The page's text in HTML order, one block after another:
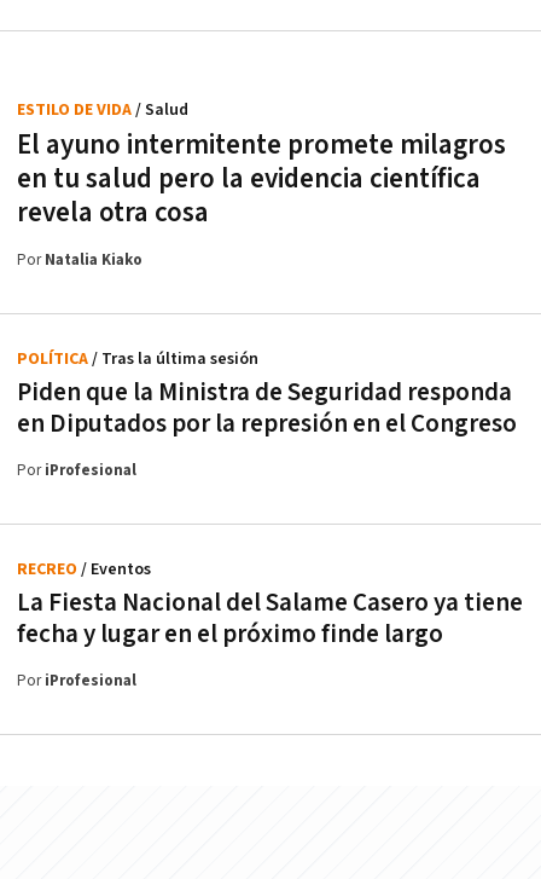
El ayuno intermitente promete milagros
en tu salud pero la evidencia científica
revela otra cosa
ESTILO DE VIDA/ Salud
PorNatalia Kiako
Piden que la Ministra de Seguridad responda
en Diputados por la represión en el Congreso
POLÍTICA/ Tras la última sesión
PoriProfesional
La Fiesta Nacional del Salame Casero ya tiene
fecha y lugar en el próximo finde largo
RECREO / Eventos
PoriProfesional